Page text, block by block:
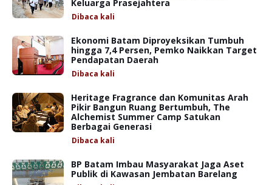
Keluarga Prasejahtera
Dibaca kali
Ekonomi Batam Diproyeksikan Tumbuh
hingga 7,4 Persen, Pemko Naikkan Target
Pendapatan Daerah
Dibaca kali
Heritage Fragrance dan Komunitas Arah
Pikir Bangun Ruang Bertumbuh, The
Alchemist Summer Camp Satukan
Berbagai Generasi
Dibaca kali
BP Batam Imbau Masyarakat Jaga Aset
Publik di Kawasan Jembatan Barelang